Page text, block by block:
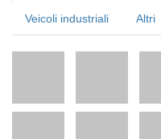
Veicoli industriali Altri